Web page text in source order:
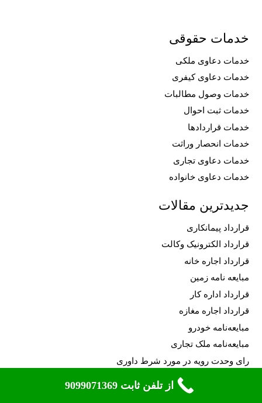
خدمات حقوقی
خدمات دعاوی ملکی
خدمات دعاوی کیفری
خدمات وصول مطالبات
خدمات ثبت احوال
خدمات قراردادها
خدمات انحصار وراثت
خدمات دعاوی تجاری
خدمات دعاوی خانواده
جدیدترین مقالات
قرارداد پیمانکاری
قرارداد الکترونیک وکالت
قرارداد اجاره خانه
مبایعه نامه زمین
قرارداد اداره کار
قرارداد اجاره مغازه
مبایعه‌نامه خودرو
مبایعه‌نامه ملک تجاری
رای وحدت رویه در مورد شرط داوری
از تلفن ثابت 9099071369